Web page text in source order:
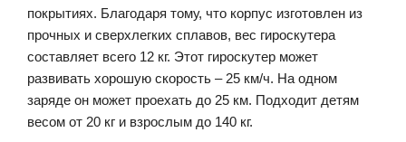
покрытиях. Благодаря тому, что корпус изготовлен из
прочных и сверхлегких сплавов, вес гироскутера
составляет всего 12 кг. Этот гироскутер может
развивать хорошую скорость – 25 км/ч. На одном
заряде он может проехать до 25 км. Подходит детям
весом от 20 кг и взрослым до 140 кг.